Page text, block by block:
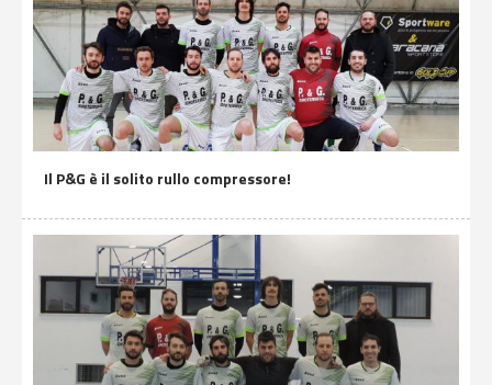
Il P&G è il solito rullo compressore!